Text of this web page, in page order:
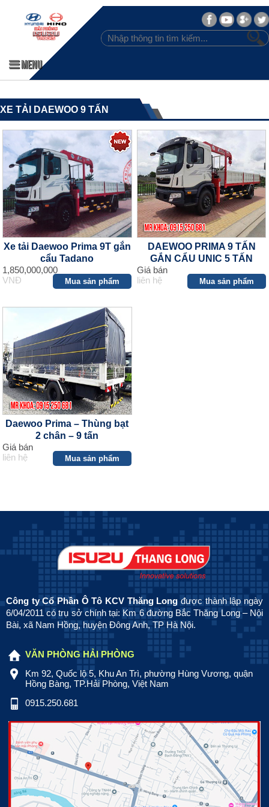
MENU
XE TẢI DAEWOO 9 TẤN
Xe tải Daewoo Prima 9T gắn
cẩu Tadano
1,850,000,000
VNĐ
Mua sản phẩm
DAEWOO PRIMA 9 TẤN
GẮN CẨU UNIC 5 TẤN
Giá bán
liên hệ
Mua sản phẩm
Daewoo Prima – Thùng bạt
2 chân – 9 tấn
Giá bán
liên hệ
Mua sản phẩm
Công ty Cổ Phần Ô Tô KCV Thăng Long được thành lập ngày
6/04/2011 có trụ sở chính tại: Km 6 đường Bắc Thăng Long – Nội
Bài, xã Nam Hồng, huyện Đông Anh, TP Hà Nội.
VĂN PHÒNG HẢI PHÒNG
Km 92, Quốc lộ 5, Khu An Trì, phường Hùng Vương, quận
Hồng Bàng, TP.Hải Phòng, Việt Nam
0915.250.681